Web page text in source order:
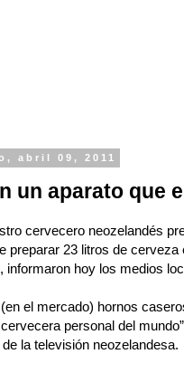
abril 09, 2011
un aparato que
cervecero neozelandés
preparar 23 litros de
informaron hoy los medios
(en el mercado) hornos
personal del
la televisión neozelandesa.